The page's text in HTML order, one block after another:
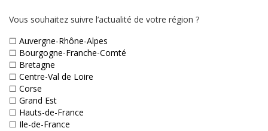
Vous souhaitez suivre l’actualité de votre région ?
☐ Auvergne-Rhône-Alpes
☐ Bourgogne-Franche-Comté
☐ Bretagne
☐ Centre-Val de Loire
☐ Corse
☐ Grand Est
☐ Hauts-de-France
☐ Ile-de-France